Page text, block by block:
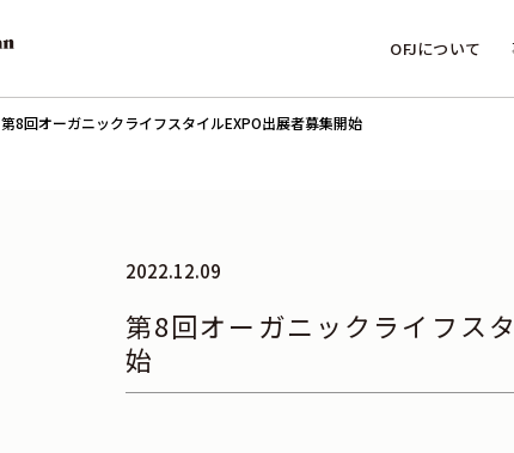
OFJについて
第8回オーガニックライフスタイルEXPO出展者募集開始
2022.12.09
第8回オーガニックライフス
始